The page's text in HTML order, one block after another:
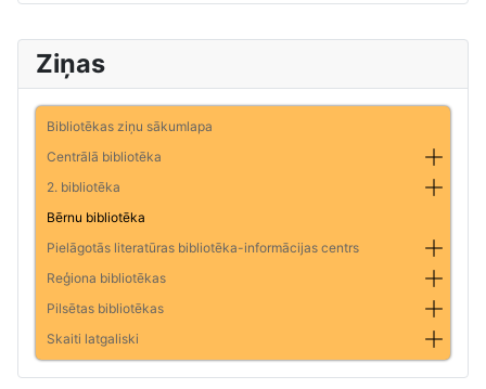
Ziņas
Bibliotēkas ziņu sākumlapa
Centrālā bibliotēka
2. bibliotēka
Bērnu bibliotēka
Pielāgotās literatūras bibliotēka-informācijas centrs
Reģiona bibliotēkas
Pilsētas bibliotēkas
Skaiti latgaliski